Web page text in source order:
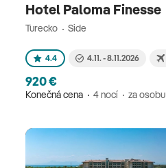
Hotel Paloma Finesse
Turecko Side
4.4 4.11. - 8.11.2026
920 €
Konečná cena 4 nocí za osobu